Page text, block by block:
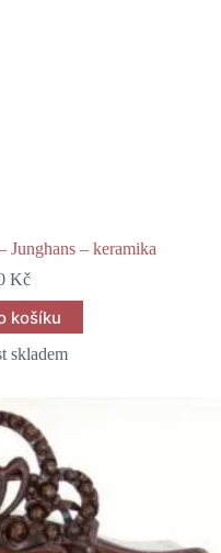
Junghans – keramika
Kč
košíku
skladem